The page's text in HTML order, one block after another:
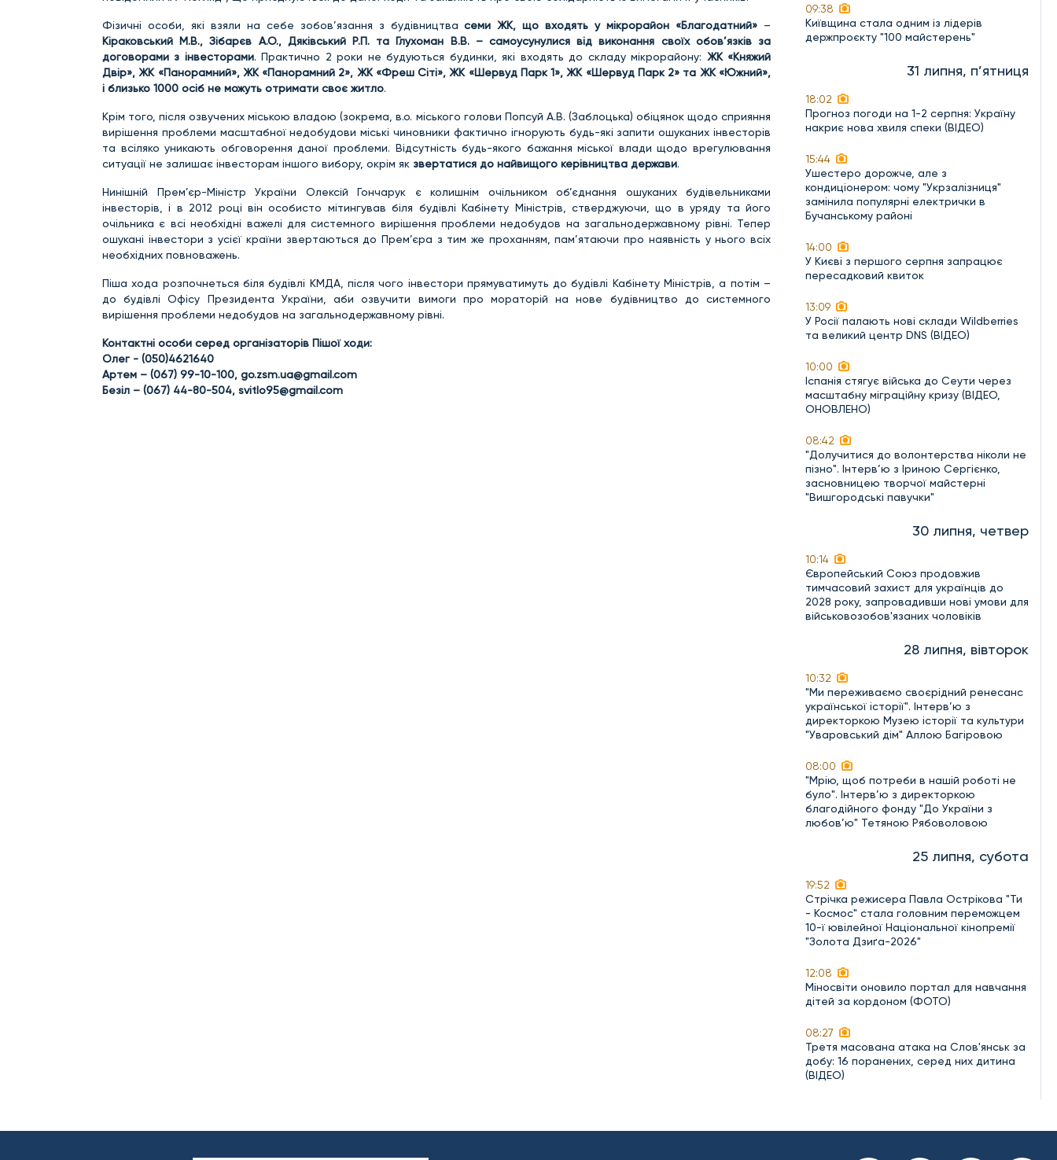
Фізичні особи, які взяли на себе зобов’язання з будівництвасеми ЖК, що входять у мікрорайон «Благодатний» –
Кіраковський М.В., Зібарєв А.О., Дяківський Р.П. та Глухоман В.В. – самоусунулися від виконання своїх обов’язків за
договорами з інвесторами. Практично 2 роки не будуються будинки, які входять до складу мікрорайону: ЖК «Княжий
Двір», ЖК «Панорамний», ЖК «Панорамний 2», ЖК «Фреш Сіті», ЖК «Шервуд Парк 1», ЖК «Шервуд Парк 2» та ЖК «Южний»,
і близько 1000 осіб не можуть отримати своє житло.
Крім того, після озвучених міською владою (зокрема, в.о. міського голови Попсуй А.В. (Заблоцька) обіцянок щодо сприяння
вирішення проблеми масштабної недобудови міські чиновники фактично ігнорують будь-які запити ошуканих інвесторів
та всіляко уникають обговорення даної проблеми. Відсутність будь-якого бажання міської влади щодо врегулювання
ситуації не залишає інвесторам іншого вибору, окрім як звертатися до найвищого керівництва держави.
Нинішній Прем’єр-Міністр України Олексій Гончарук є колишнім очільником об’єднання ошуканих будівельниками
інвесторів, і в 2012 році він особисто мітингував біля будівлі Кабінету Міністрів, стверджуючи, що в уряду та його
очільника є всі необхідні важелі для системного вирішення проблеми недобудов на загальнодержавному рівні. Тепер
ошукані інвестори з усієї країни звертаються до Прем’єра з тим же проханням, пам’ятаючи про наявність у нього всіх
необхідних повноважень.
Піша хода розпочнеться біля будівлі КМДА, після чого інвестори прямуватимуть до будівлі Кабінету Міністрів, а потім –
до будівлі Офісу Президента України, аби озвучити вимоги про мораторій на нове будівництво до системного
вирішення проблеми недобудов на загальнодержавному рівні.
Контактні особи серед організаторів Пішої ходи:
Олег - (050)4621640
Артем – (067) 99-10-100, go.zsm.ua@gmail.com
Безіл – (067) 44-80-504, svitlo95@gmail.com
09:38
Київщина стала одним із лідерів
держпроєкту "100 майстерень"
31 липня, п’ятниця
18:02
Прогноз погоди на 1-2 серпня: Україну
накриє нова хвиля спеки (ВІДЕО)
15:44
Ушестеро дорожче, але з
кондиціонером: чому "Укрзалізниця"
замінила популярні електрички в
Бучанському районі
14:00
У Києві з першого серпня запрацює
пересадковий квиток
13:09
У Росії палають нові склади Wildberries
та великий центр DNS (ВІДЕО)
10:00
Іспанія стягує війська до Сеути через
масштабну міграційну кризу (ВІДЕО,
ОНОВЛЕНО)
08:42
"Долучитися до волонтерства ніколи не
пізно". Інтерв’ю з Іриною Сергієнко,
засновницею творчої майстерні
"Вишгородські павучки"
30 липня, четвер
10:14
Європейський Союз продовжив
тимчасовий захист для українців до
2028 року, запровадивши нові умови для
військовозобов'язаних чоловіків
28 липня, вівторок
10:32
"Ми переживаємо своєрідний ренесанс
української історії". Інтерв’ю з
директоркою Музею історії та культури
"Уваровський дім" Аллою Багіровою
08:00
"Мрію, щоб потреби в нашій роботі не
було". Інтерв’ю з директоркою
благодійного фонду "До України з
любов’ю" Тетяною Рябоволовою
25 липня, субота
19:52
Стрічка режисера Павла Острікова "Ти
- Космос" стала головним переможцем
10-ї ювілейної Національної кінопремії
"Золота Дзиґа-2026"
12:08
Міносвіти оновило портал для навчання
дітей за кордоном (ФОТО)
08:27
Третя масована атака на Слов'янськ за
добу: 16 поранених, серед них дитина
(ВІДЕО)